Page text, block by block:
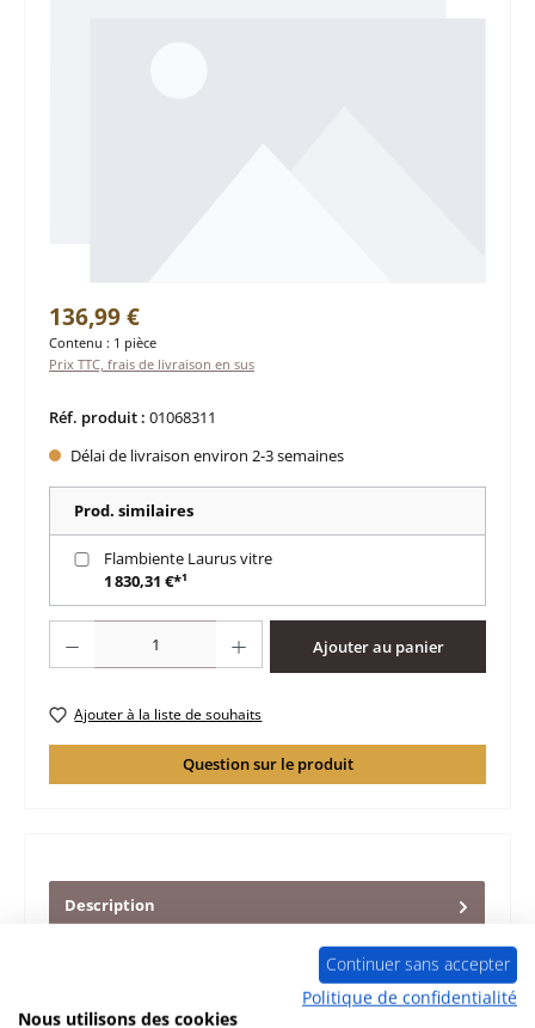
Prix régulier :
136,99 €
Contenu : 1 pièce
Prix TTC, frais de livraison en sus
Réf. produit : 01068311
Délai de livraison environ 2-3 semaines
Prod. similaires
Flambiente Laurus vitre
1 830,31 €*¹
Ajouter au panier
Ajouter à la liste de souhaits
Question sur le produit
Description
Flambiente Laurus Flambiente Laurus pierre latérale droit
Continuer sans accepter
Politique de confidentialité
Nous utilisons des cookies